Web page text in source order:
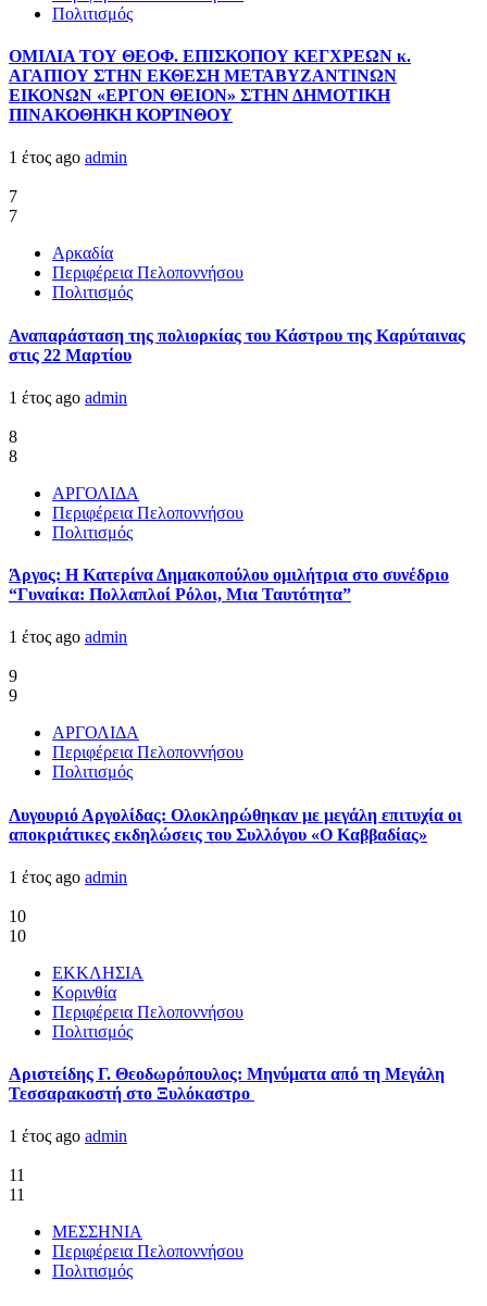
Πολιτισμός
ΟΜΙΛΙΑ ΤΟΥ ΘΕΟΦ. ΕΠΙΣΚΟΠΟΥ ΚΕΓΧΡΕΩΝ κ.
ΑΓΑΠΙΟΥ ΣΤΗΝ ΕΚΘΕΣΗ ΜΕΤΑΒΥΖΑΝΤΙΝΩΝ
ΕΙΚΟΝΩΝ «ΕΡΓΟΝ ΘΕΙΟΝ» ΣΤΗΝ ΔΗΜΟΤΙΚΗ
ΠΙΝΑΚΟΘΗΚΗ ΚΟΡΊΝΘΟΥ
1 έτος ago admin
7
7
Αρκαδία
Περιφέρεια Πελοποννήσου
Πολιτισμός
Αναπαράσταση της πολιορκίας του Κάστρου της Καρύταινας
στις 22 Μαρτίου
1 έτος ago admin
8
8
ΑΡΓΟΛΙΔΑ
Περιφέρεια Πελοποννήσου
Πολιτισμός
Άργος: Η Κατερίνα Δημακοπούλου ομιλήτρια στο συνέδριο
“Γυναίκα: Πολλαπλοί Ρόλοι, Μια Ταυτότητα”
1 έτος ago admin
9
9
ΑΡΓΟΛΙΔΑ
Περιφέρεια Πελοποννήσου
Πολιτισμός
Λυγουριό Αργολίδας: Ολοκληρώθηκαν με μεγάλη επιτυχία οι
αποκριάτικες εκδηλώσεις του Συλλόγου «Ο Καββαδίας»
1 έτος ago admin
10
10
ΕΚΚΛΗΣΙΑ
Κορινθία
Περιφέρεια Πελοποννήσου
Πολιτισμός
Αριστείδης Γ. Θεοδωρόπουλος: Μηνύματα από τη Μεγάλη
Τεσσαρακοστή στο Ξυλόκαστρο
1 έτος ago admin
11
11
ΜΕΣΣΗΝΙΑ
Περιφέρεια Πελοποννήσου
Πολιτισμός